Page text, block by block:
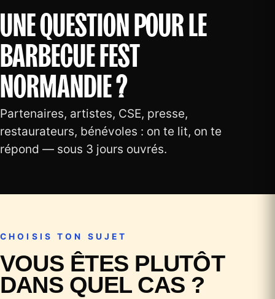
UNE QUESTION POUR LE
BARBECUE FEST
NORMANDIE ?
Partenaires, artistes, CSE, presse,
restaurateurs, bénévoles : on te lit, on te
répond — sous 3 jours ouvrés.
CHOISIS TON SUJET
VOUS ÊTES PLUTÔT
DANS QUEL CAS ?